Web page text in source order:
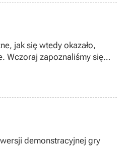
jak się wtedy okazało,
Wczoraj zapoznaliśmy się
demonstracyjnej gry